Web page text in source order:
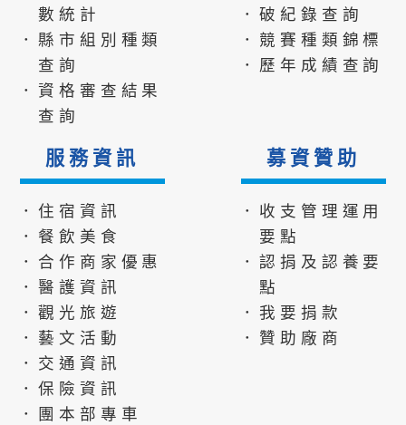
數統計
．縣市組別種類
查詢
．資格審查結果
查詢
．破紀錄查詢
．競賽種類錦標
．歷年成績查詢
服務資訊
．住宿資訊
．餐飲美食
．合作商家優惠
．醫護資訊
．觀光旅遊
．藝文活動
．交通資訊
．保險資訊
．團本部專車
募資贊助
．收支管理運用
要點
．認捐及認養要
點
．我要捐款
．贊助廠商